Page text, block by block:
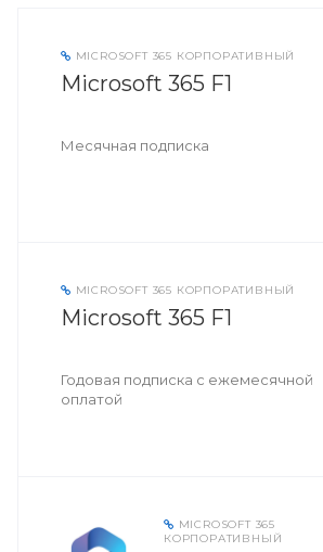
MICROSOFT 365 КОРПОРАТИВНЫЙ
Microsoft 365 F1
Месячная подписка
MICROSOFT 365 КОРПОРАТИВНЫЙ
Microsoft 365 F1
Годовая подписка с ежемесячной
оплатой
MICROSOFT 365
КОРПОРАТИВНЫЙ